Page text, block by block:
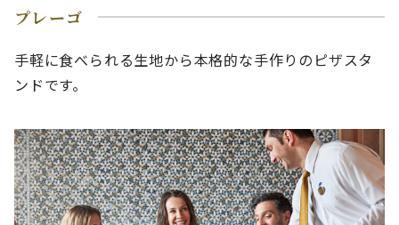
プレーゴ
手軽に食べられる生地から本格的な手作りのピザスタ
ンドです。